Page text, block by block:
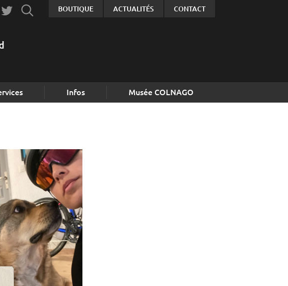
Infos Musée COLNAGO
BOUTIQUE ACTUALITÉS CONTACT